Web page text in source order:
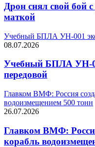
Дрон снял свой бой
маткой
Учебный БПЛА УН-001
08.07.2026
Учебный БПЛА УН-
передовой
Главком ВМФ: Россия
водоизмещением 500 тонн
26.07.2026
Главком ВМФ:
корабль